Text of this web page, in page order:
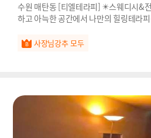
수원 매탄동 [티엘테라피] ✴️스웨디시&
하고 아늑한 공간에서 나만의 힐링테라
사장님강추 모두